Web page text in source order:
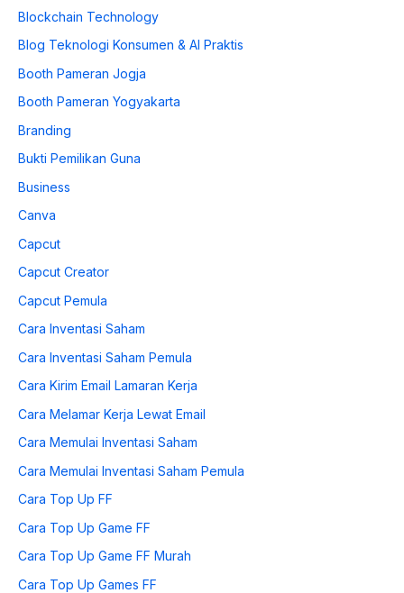
Blockchain Technology
Blog Teknologi Konsumen & AI Praktis
Booth Pameran Jogja
Booth Pameran Yogyakarta
Branding
Bukti Pemilikan Guna
Business
Canva
Capcut
Capcut Creator
Capcut Pemula
Cara Inventasi Saham
Cara Inventasi Saham Pemula
Cara Kirim Email Lamaran Kerja
Cara Melamar Kerja Lewat Email
Cara Memulai Inventasi Saham
Cara Memulai Inventasi Saham Pemula
Cara Top Up FF
Cara Top Up Game FF
Cara Top Up Game FF Murah
Cara Top Up Games FF